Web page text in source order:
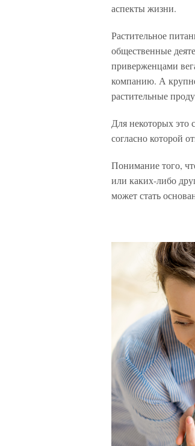
аспекты жизни.
Растительное
общественные
приверженцами
компанию. А
растительные
Для некоторых это
согласно которой
Понимание того,
или каких-либо
может стать